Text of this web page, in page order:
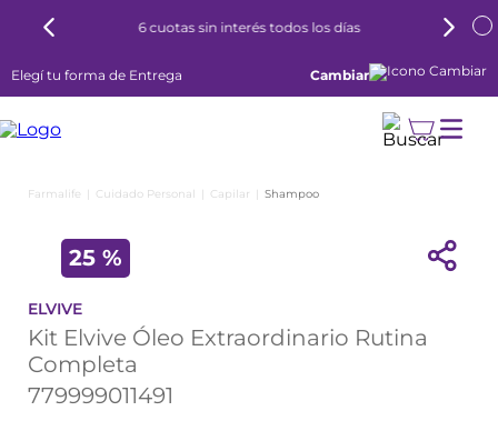
6 cuotas sin interés todos los días
Elegí tu forma de Entrega Cambiar
Cuidado Personal Capilar Shampoo
25 %
ELVIVE
Kit Elvive Óleo Extraordinario Rutina
Completa
779999011491